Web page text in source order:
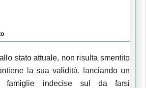
stato attuale, non risulta smentito
la sua validità, lanciando un
famiglie indecise sul da farsi